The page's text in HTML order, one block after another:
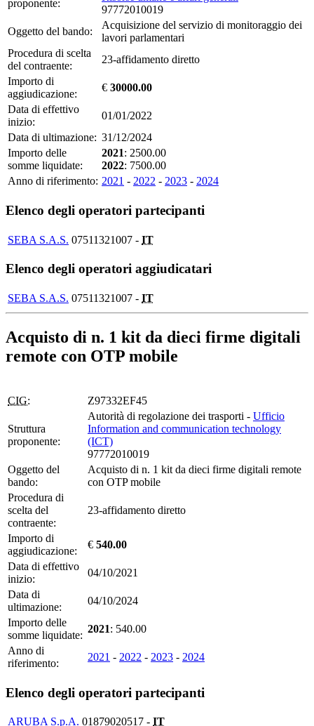
proponente:
97772010019
Oggetto del bando:
Acquisizione del servizio di monitoraggio dei
lavori parlamentari
Procedura di scelta
del contraente:
23-affidamento diretto
Importo di
aggiudicazione:
€ 30000.00
Data di effettivo
inizio:
01/01/2022
Data di ultimazione: 31/12/2024
Importo delle
somme liquidate:
2021: 2500.00
2022: 7500.00
Anno di riferimento: 2021 - 2022 - 2023 - 2024
Elenco degli operatori partecipanti
SEBA S.A.S. 07511321007 - IT
Elenco degli operatori aggiudicatari
SEBA S.A.S. 07511321007 - IT
Acquisto di n. 1 kit da dieci firme digitali
remote con OTP mobile
CIG: Z97332EF45
Struttura
proponente:
Autorità di regolazione dei trasporti - Ufficio
Information and communication technology
(ICT)
97772010019
Oggetto del
bando:
Acquisto di n. 1 kit da dieci firme digitali remote
con OTP mobile
Procedura di
scelta del
contraente:
23-affidamento diretto
Importo di
aggiudicazione:
€ 540.00
Data di effettivo
inizio:
04/10/2021
Data di
ultimazione:
04/10/2024
Importo delle
somme liquidate:
2021: 540.00
Anno di
riferimento:
2021 - 2022 - 2023 - 2024
Elenco degli operatori partecipanti
ARUBA S.p.A. 01879020517 - IT